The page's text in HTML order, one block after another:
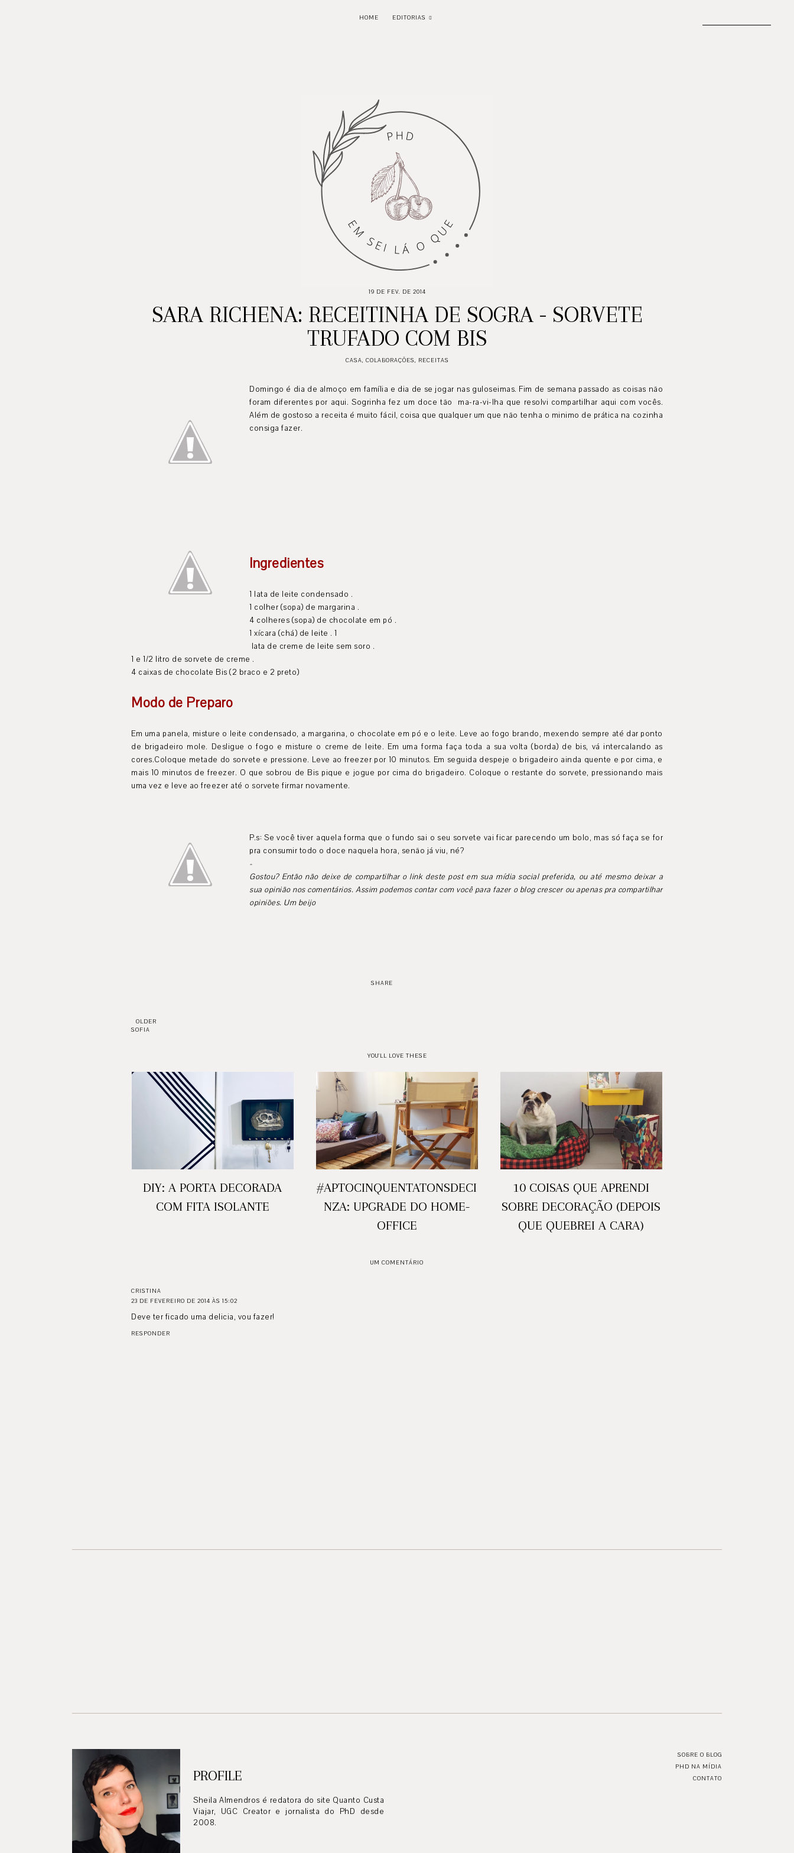
HOME EDITORIAS
19 DE FEV. DE 2014
SARA RICHENA: RECEITINHA DE SOGRA - SORVETE
TRUFADO COM BIS
CASA, COLABORAÇÕES, RECEITAS
Domingo é dia de almoço em família e dia de se jogar nas guloseimas. Fim de semana passado as coisas não
foram diferentes por aqui. Sogrinha fez um doce tão ma-ra-vi-lha que resolvi compartilhar aqui com vocês.
Além de gostoso a receita é muito fácil, coisa que qualquer um que não tenha o minimo de prática na cozinha
consiga fazer.
Ingredientes
1 lata de leite condensado .
1 colher (sopa) de margarina .
4 colheres (sopa) de chocolate em pó .
1 xícara (chá) de leite . 1
lata de creme de leite sem soro .
1 e 1/2 litro de sorvete de creme .
4 caixas de chocolate Bis (2 braco e 2 preto)
Modo de Preparo
Em uma panela, misture o leite condensado, a margarina, o chocolate em pó e o leite. Leve ao fogo brando, mexendo sempre até dar ponto
de brigadeiro mole. Desligue o fogo e misture o creme de leite. Em uma forma faça toda a sua volta (borda) de bis, vá intercalando as
cores.Coloque metade do sorvete e pressione. Leve ao freezer por 10 minutos. Em seguida despeje o brigadeiro ainda quente e por cima, e
mais 10 minutos de freezer. O que sobrou de Bis pique e jogue por cima do brigadeiro. Coloque o restante do sorvete, pressionando mais
uma vez e leve ao freezer até o sorvete firmar novamente.
P.s: Se você tiver aquela forma que o fundo sai o seu sorvete vai ficar parecendo um bolo, mas só faça se for
pra consumir todo o doce naquela hora, senão já viu, né?
-
Gostou? Então não deixe de compartilhar o link deste post em sua mídia social preferida, ou até mesmo deixar a
sua opinião nos comentários. Assim podemos contar com você para fazer o blog crescer ou apenas pra compartilhar
opiniões. Um beijo
SHARE
OLDER
SOFIA
YOU'LL LOVE THESE
DIY: A PORTA DECORADA
COM FITA ISOLANTE
#APTOCINQUENTATONSDECI
NZA: UPGRADE DO HOME-
OFFICE
10 COISAS QUE APRENDI
SOBRE DECORAÇÃO (DEPOIS
QUE QUEBREI A CARA)
UM COMENTÁRIO
CRISTINA
23 DE FEVEREIRO DE 2014 ÀS 15:02
Deve ter ficado uma delicia, vou fazer!
RESPONDER
PROFILE
Sheila Almendros é redatora do site Quanto Custa
Viajar, UGC Creator e jornalista do PhD desde
2008.
SOBRE O BLOG
PHD NA MÍDIA
CONTATO